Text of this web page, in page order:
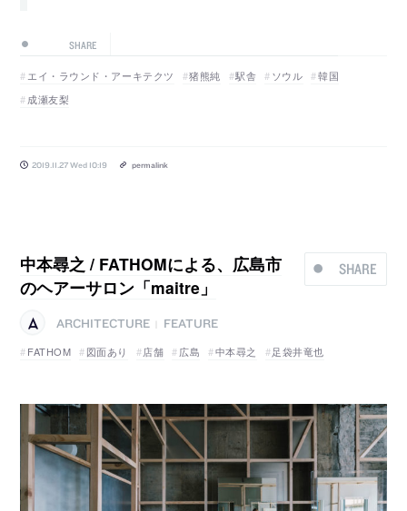
SHARE
エイ・ラウンド・アーキテクツ 猪熊純 駅舎 ソウル
韓国
成瀬友梨
2019.11.27 Wed 10:19 permalink
SHARE
中本尋之 / FATHOMによる、広島市
のヘアーサロン「maitre」
ARCHITECTURE
FEATURE
FATHOM
図面あり 店舗 広島 中本尋之 足袋井竜也